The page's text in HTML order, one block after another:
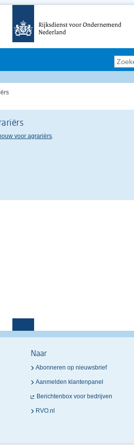
voor agrariërs.
Naar
Abonneren op nieuwsbrief
Aanmelden klantenpanel
Berichtenbox voor bedrijven
RVO.nl